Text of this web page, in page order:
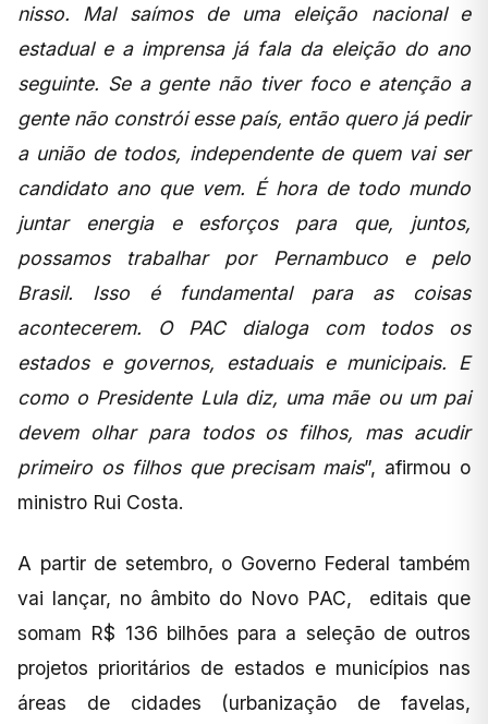
nisso. Mal saímos de uma eleição nacional e
estadual e a imprensa já fala da eleição do ano
seguinte. Se a gente não tiver foco e atenção a
gente não constrói esse país, então quero já pedir
a união de todos, independente de quem vai ser
candidato ano que vem. É hora de todo mundo
juntar energia e esforços para que, juntos,
possamos trabalhar por Pernambuco e pelo
Brasil. Isso é fundamental para as coisas
acontecerem. O PAC dialoga com todos os
estados e governos, estaduais e municipais. E
como o Presidente Lula diz, uma mãe ou um pai
devem olhar para todos os filhos, mas acudir
primeiro os filhos que precisam mais”, afirmou o
ministro Rui Costa.
A partir de setembro, o Governo Federal também
vai lançar, no âmbito do Novo PAC, editais que
somam R$ 136 bilhões para a seleção de outros
projetos prioritários de estados e municípios nas
áreas de cidades (urbanização de favelas,